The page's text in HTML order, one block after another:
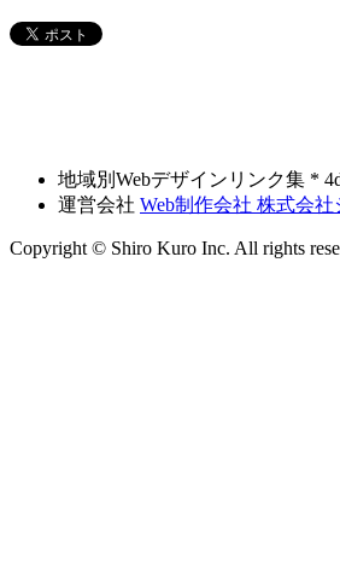
地域別Webデザインリンク集 *
運営会社 Web制作会社 株式会社
Copyright © Shiro Kuro Inc. All rights